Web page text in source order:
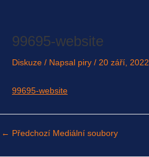
99695-website
Diskuze / Napsal piry / 20 září, 2022
99695-website
← Předchozí Mediální soubory